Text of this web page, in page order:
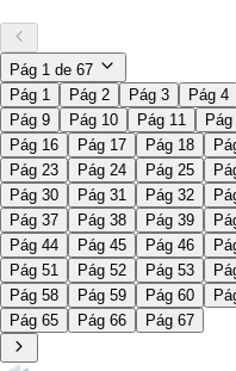
Pág 1 de 67
Pág 1
Pág 2 Pág 3 Pág 4
Pág 9
Pág 10 Pág 11 Pág
Pág 16
Pág 17 Pág 18
Pág 23
Pág 24 Pág 25
Pág 30
Pág 31 Pág 32
Pág 37
Pág 38 Pág 39
Pág 44
Pág 45 Pág 46
Pág 51
Pág 52 Pág 53
Pág 58
Pág 59 Pág 60
Pág 65
Pág 66 Pág 67